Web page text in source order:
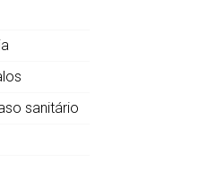
sanitário